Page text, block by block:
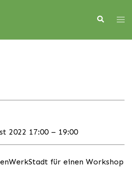
Search
2022 17:00 – 19:00
für einen Workshop